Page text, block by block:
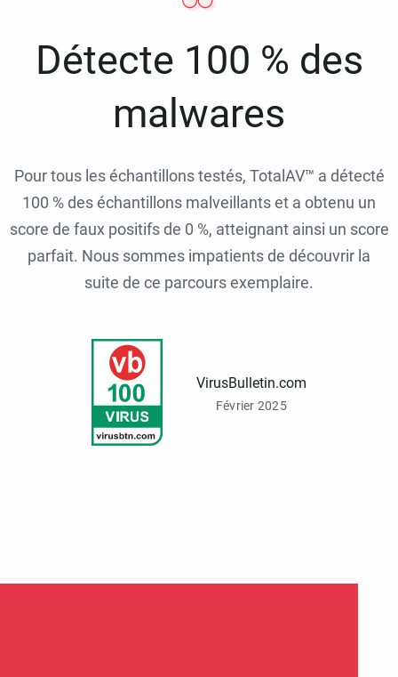
Détecte 100 % des
malwares
Pour tous les échantillons testés, TotalAV™ a détecté
100 % des échantillons malveillants et a obtenu un
score de faux positifs de 0 %, atteignant ainsi un score
parfait. Nous sommes impatients de découvrir la
suite de ce parcours exemplaire.
VirusBulletin.com
Février 2025